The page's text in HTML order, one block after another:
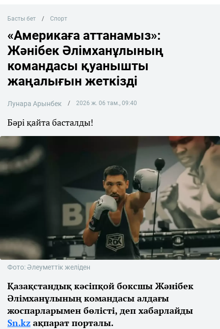
Басты бет Спорт
«Америкаға аттанамыз»:
Жәнібек Әлімханұлының
командасы қуанышты
жаңалығын жеткізді
Лунара Арынбек 2026 ж. 06 там., 09:40
Бәрі қайта басталды!
Фото: Әлеуметтік желіден
Қазақстандық кәсіпқой боксшы Жәнібек
Әлімханұлының командасы алдағы
жоспарларымен бөлісті, деп хабарлайды
Sn.kz ақпарат порталы.